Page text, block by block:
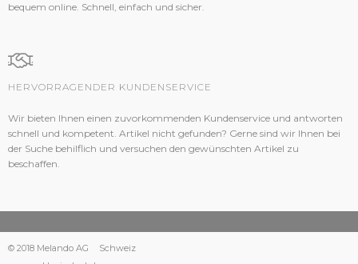
bequem online. Schnell, einfach und sicher.
HERVORRAGENDER KUNDENSERVICE
Wir bieten Ihnen einen zuvorkommenden Kundenservice und antworten
schnell und kompetent. Artikel nicht gefunden? Gerne sind wir Ihnen bei
der Suche behilflich und versuchen den gewünschten Artikel zu
beschaffen.
© 2018 Melando AG
Schweiz